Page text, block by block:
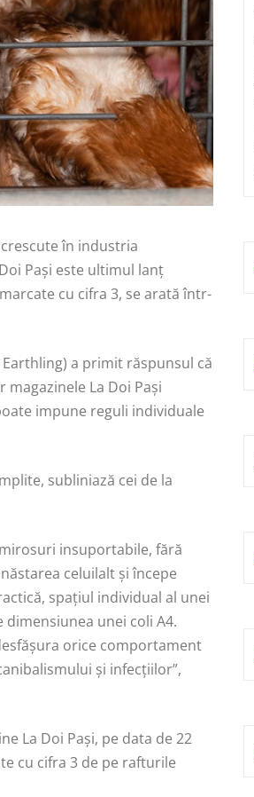
în industria
Pași este ultimul lanț
cu cifra 3, se arată într-
Earthling) a primit răspunsul că
La Doi Pași
impune reguli individuale
subliniază cei de la
insuportabile, fără
celuilalt și începe
spațiul individual al unei
unei coli A4.
orice comportament
și infecțiilor”,
La Doi Pași, pe data de 22
cu cifra 3 de pe rafturile